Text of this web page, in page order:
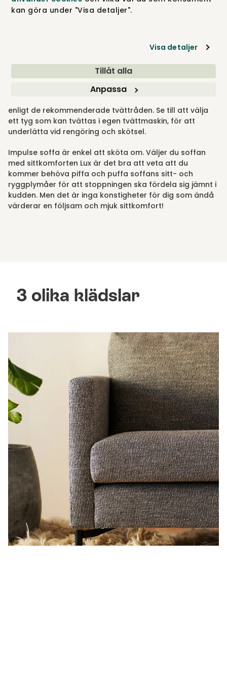
kan göra under "Visa detaljer".
Visa detaljer
Tillåt alla
Anpassa
klarar av livet som pågår. Impulse soffa från Sits är
designad med just detta i åtanke.
både till vardags och fest – där livet händer. En av
som helt avtagbar och tvättbar. Det innebär att smuts,
fläckar och vardagsslarv inte behöver bli permanenta
påminnelser när du ska slå dig ner för en avkopplande
enligt de rekommenderade tvättråden. Se till att välja
ett tyg som kan tvättas i egen tvättmaskin, för att
underlätta vid rengöring och skötsel.
Impulse soffa är enkel att sköta om. Väljer du soffan
med sittkomforten Lux är det bra att veta att du
kommer behöva piffa och puffa soffans sitt- och
ryggplymåer för att stoppningen ska fördela sig jämnt i
kudden. Men det är inga konstigheter för dig som ändå
värderar en följsam och mjuk sittkomfort!
3 olika klädslar